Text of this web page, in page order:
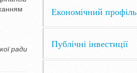
ради
Економічний профіль
Публічні інвестиції